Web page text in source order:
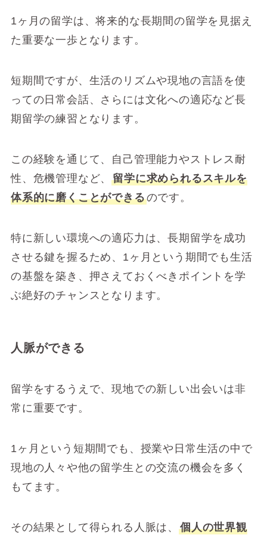
1ヶ月の留学は、将来的な長期間の留学を見据え
た重要な一歩となります。
短期間ですが、生活のリズムや現地の言語を使
っての日常会話、さらには文化への適応など長
期留学の練習となります。
この経験を通じて、自己管理能力やストレス耐
性、危機管理など、留学に求められるスキルを
体系的に磨くことができるのです。
特に新しい環境への適応力は、長期留学を成功
させる鍵を握るため、1ヶ月という期間でも生活
の基盤を築き、押さえておくべきポイントを学
ぶ絶好のチャンスとなります。
人脈ができる
留学をするうえで、現地での新しい出会いは非
常に重要です。
1ヶ月という短期間でも、授業や日常生活の中で
現地の人々や他の留学生との交流の機会を多く
もてます。
その結果として得られる人脈は、個人の世界観